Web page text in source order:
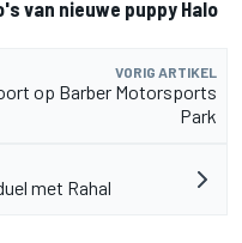
van nieuwe puppy Halo
VORIG ARTIKEL
op Barber Motorsports
Park
met Rahal